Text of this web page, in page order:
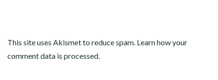
This site uses Akismet to reduce spam. Learn how your
comment data is processed.